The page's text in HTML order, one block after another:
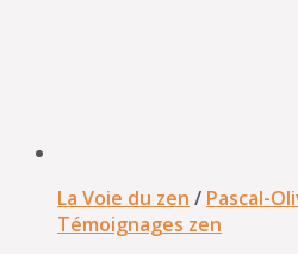
La Voie du zen / Pascal-
Témoignages zen